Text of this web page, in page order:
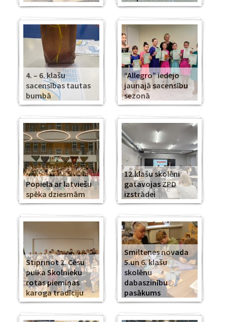
4. – 6. klašu
sacensības tautas
bumbā
“Allegro” iedejo
jaunajā sacensību
sezonā
Popiela ar latviešu
spēka dziesmām
12.klašu skolēni
gatavojas ZPD
izstrādei
Stiprinot 2. Cēsu
pulka Skolnieku
rotas piemiņas
karoga tradīciju
Smiltenes novada
5.un 6. klašu
skolēnu
dabaszinību
pasākums